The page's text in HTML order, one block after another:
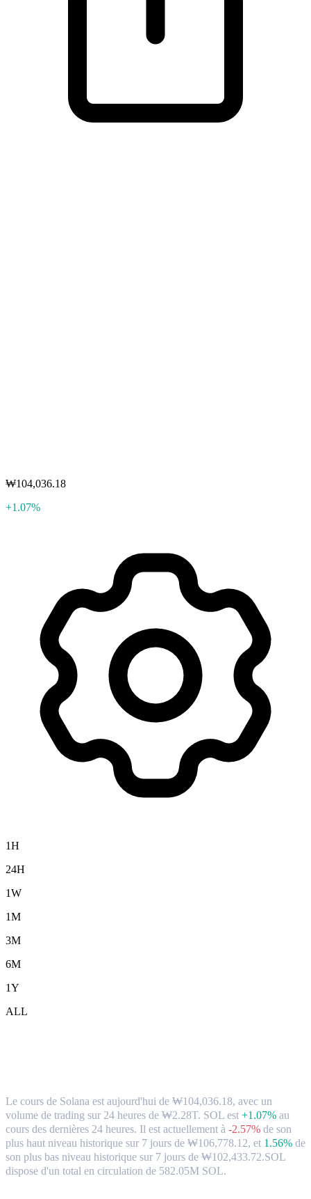
₩104,036.18
+1.07%
1H
24H
1W
1M
3M
6M
1Y
ALL
Le cours de Solana est aujourd'hui de ₩104,036.18, avec un
volume de trading sur 24 heures de ₩2.28T. SOL est +1.07% au
cours des dernières 24 heures. Il est actuellement à -2.57% de son
plus haut niveau historique sur 7 jours de ₩106,778.12, et 1.56% de
son plus bas niveau historique sur 7 jours de ₩102,433.72.SOL
dispose d'un total en circulation de 582.05M SOL.